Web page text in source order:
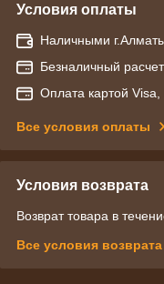
Условия оплаты
Наличными
Безналичный расчет
Оплата картой
Все условия оплаты
Условия возврата
Возврат товара в
Все условия возврата